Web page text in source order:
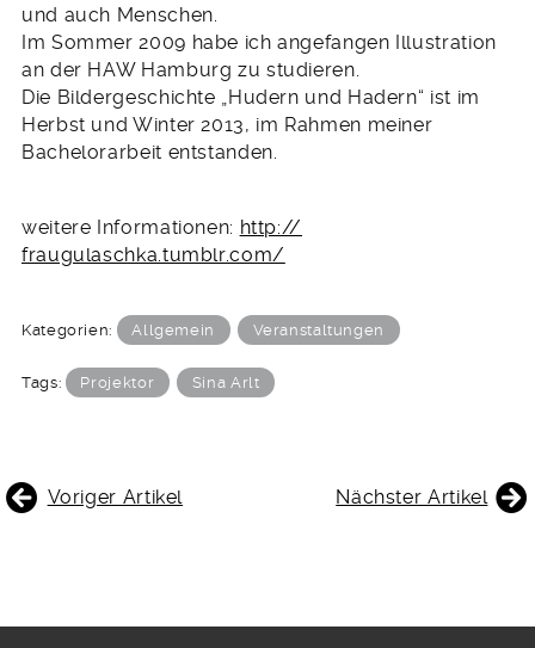
und auch Menschen.
Im Sommer 2009 habe ich angefangen Illustration
an der HAW Hamburg zu studieren.
Die Bildergeschichte „Hudern und Hadern“ ist im
Herbst und Winter 2013, im Rahmen meiner
Bachelorarbeit entstanden.
weitere Informationen: http://
fraugulaschka.tumblr.com/
Kategorien: Allgemein Veranstaltungen
Tags: Projektor Sina Arlt
BEITRAGSNAVIGATION
Voriger Artikel Nächster Artikel